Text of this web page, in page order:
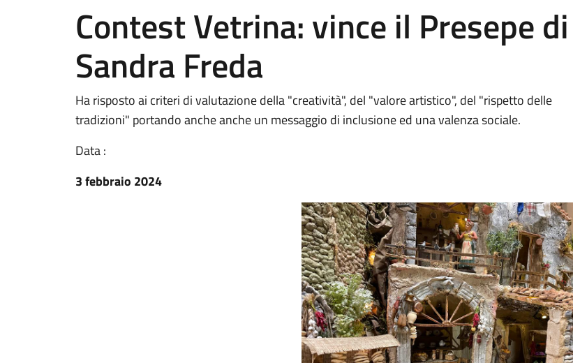
Contest Vetrina: vince il Presepe di
Sandra Freda
Ha risposto ai criteri di valutazione della "creatività", del "valore artistico", del "rispetto delle
tradizioni" portando anche anche un messaggio di inclusione ed una valenza sociale.
Data :
3 febbraio 2024